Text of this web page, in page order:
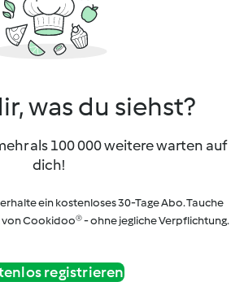
was du siehst?
als 100 000 weitere warten auf
dich!
ein kostenloses 30-Tage Abo. Tauche
von Cookidoo® - ohne jegliche Verpflichtung.
registrieren